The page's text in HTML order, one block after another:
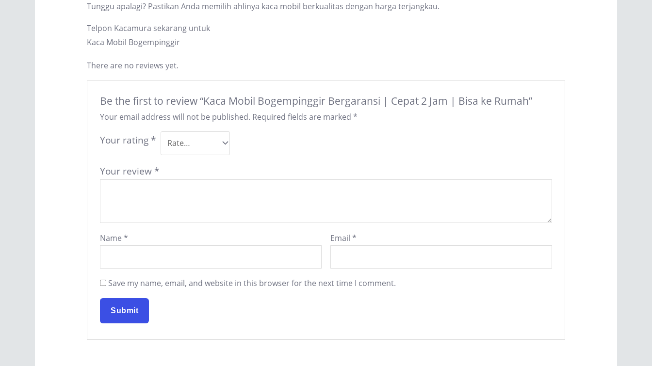
Tunggu apalagi? Pastikan Anda memilih ahlinya kaca mobil berkualitas dengan harga terjangkau.
Telpon Kacamura sekarang untuk
Kaca Mobil Bogempinggir
There are no reviews yet.
Be the first to review “Kaca Mobil Bogempinggir Bergaransi | Cepat 2 Jam | Bisa ke Rumah”
Your email address will not be published. Required fields are marked *
Your rating *
Your review *
Name * Email *
Save my name, email, and website in this browser for the next time I comment.